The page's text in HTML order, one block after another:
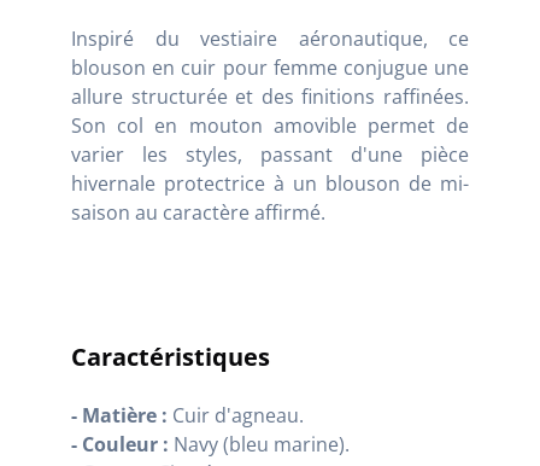
Inspiré du vestiaire aéronautique, ce
blouson en cuir pour femme conjugue une
allure structurée et des finitions raffinées.
Son col en mouton amovible permet de
varier les styles, passant d'une pièce
hivernale protectrice à un blouson de mi-
saison au caractère affirmé.
Caractéristiques
- Matière : Cuir d'agneau.
- Couleur : Navy (bleu marine).